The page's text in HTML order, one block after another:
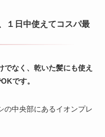
１日中使えてコスパ最
でなく、乾いた髪にも使え
です。
の中央部にあるイオンプレ